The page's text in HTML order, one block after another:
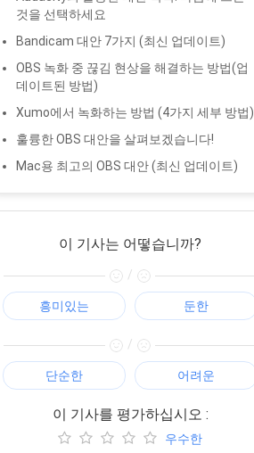
것을 선택하세요
Bandicam 대안 7가지 (최신 업데이트)
OBS 녹화 중 끊김 현상을 해결하는 방법(업
데이트된 방법)
Xumo에서 녹화하는 방법 (4가지 세부 방법)
훌륭한 OBS 대안을 살펴보겠습니다!
Mac용 최고의 OBS 대안 (최신 업데이트)
이 기사는 어떻습니까?
/
흥미있는 둔한
/
단순한 어려운
이 기사를 평가하십시오 :
우수한